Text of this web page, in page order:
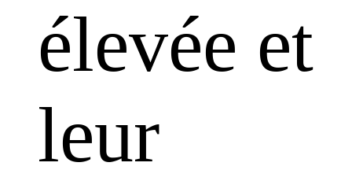
élevée et
leur